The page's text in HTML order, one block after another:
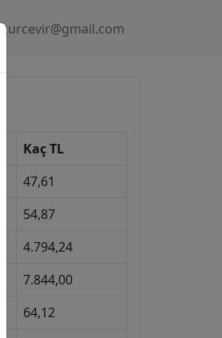
kurcevir@gmail.com
Kaç TL
47,61
54,87
4.794,24
7.844,00
64,12